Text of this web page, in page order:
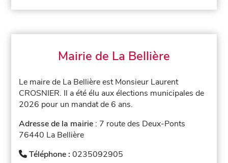
Mairie de La Bellière
Le maire de La Bellière est Monsieur Laurent
CROSNIER. Il a été élu aux élections municipales de
2026 pour un mandat de 6 ans.
Adresse de la mairie : 7 route des Deux-Ponts
76440 La Bellière
Téléphone :0235092905